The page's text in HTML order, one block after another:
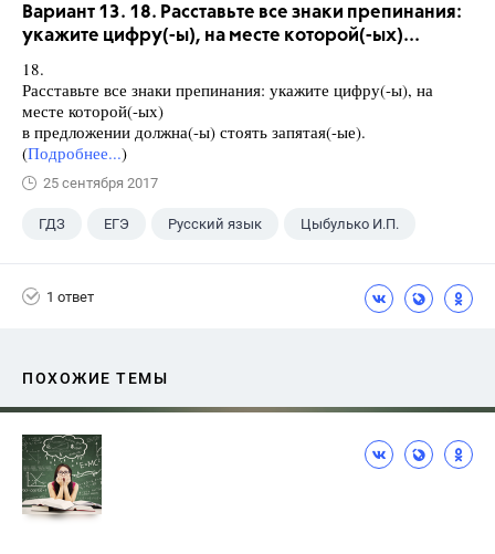
Вариант 13. 18. Расставьте все знаки препинания:
укажите цифру(-ы), на месте которой(-ых)...
18.
Расставьте все знаки препинания: укажите цифру(-ы), на
месте которой(-ых)
в предложении должна(-ы) стоять запятая(-ые).
(Подробнее...)
25 сентября 2017
ГДЗ ЕГЭ Русский язык Цыбулько И.П.
1 ответ
ПОХОЖИЕ ТЕМЫ